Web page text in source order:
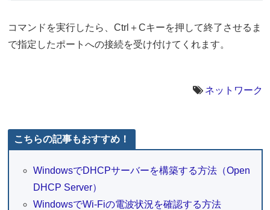
コマンドを実行したら、Ctrl＋Cキーを押して終了させるま
で指定したポートへの接続を受け付けてくれます。
ネットワーク
こちらの記事もおすすめ！
WindowsでDHCPサーバーを構築する方法（Open
DHCP Server）
WindowsでWi-Fiの電波状況を確認する方法